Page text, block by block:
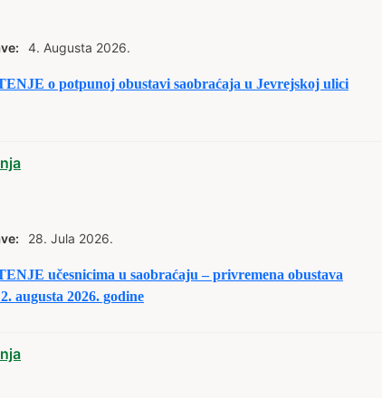
4. Augusta 2026.
o potpunoj obustavi saobraćaja u Jevrejskoj ulici
28. Jula 2026.
učesnicima u saobraćaju – privremena obustava
augusta 2026. godine